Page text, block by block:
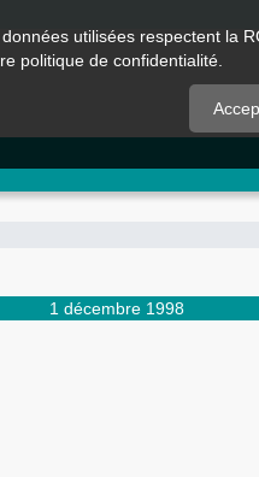
1 décembre 1998
utilisées respectent la
politique de confidentialité.